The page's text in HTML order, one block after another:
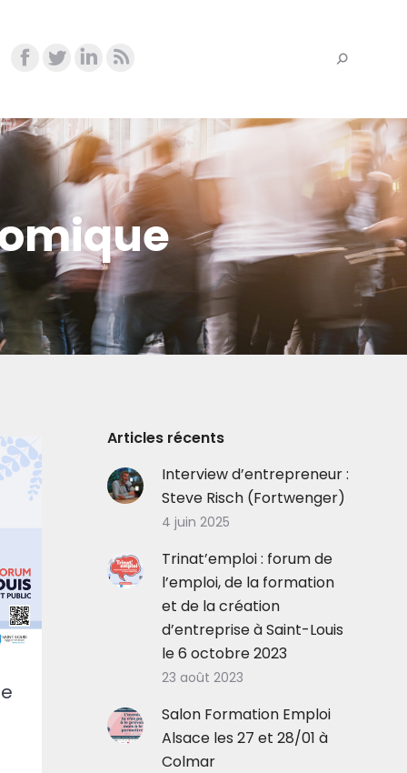
Articles récents
Interview d’entrepreneur :
Steve Risch (Fortwenger)
4 juin 2025
Trinat’emploi : forum de
l’emploi, de la formation
et de la création
d’entreprise à Saint-Louis
le 6 octobre 2023
23 août 2023
Salon Formation Emploi
Alsace les 27 et 28/01 à
Colmar